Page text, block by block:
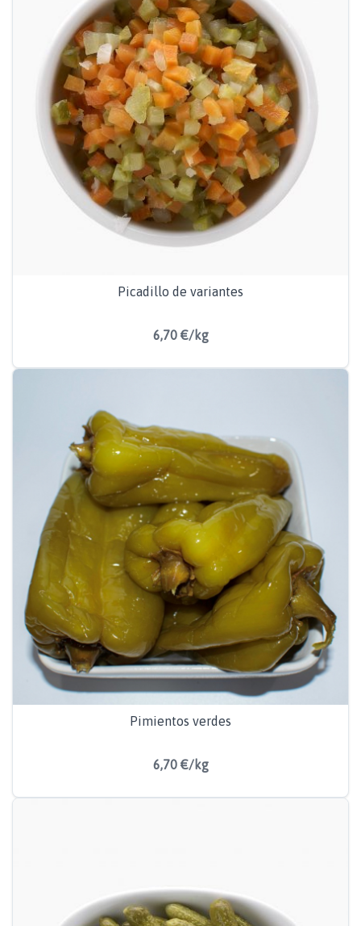
Picadillo de variantes
6,70 €/kg
Pimientos verdes
6,70 €/kg